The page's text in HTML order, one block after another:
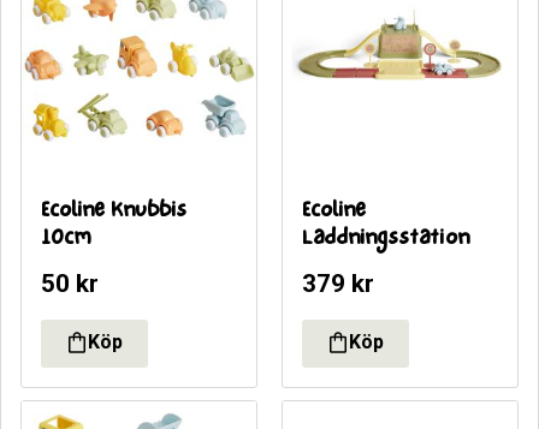
Ecoline Knubbis
10cm
50 kr
Ecoline
Laddningsstation
379 kr